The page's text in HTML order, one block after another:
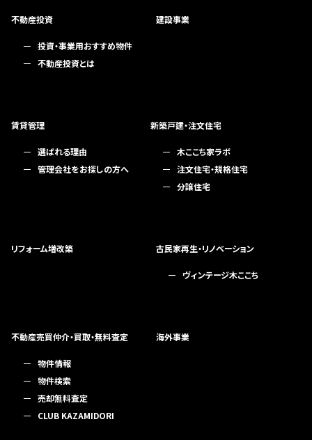
不動産投資
投資・事業用おすすめ物件
不動産投資とは
建設事業
賃貸管理
選ばれる理由
管理会社をお探しの方へ
新築戸建・注文住宅
木ここち家ラボ
注文住宅・規格住宅
分譲住宅
リフォーム増改築 古民家再生・リノベーション
ヴィンテージ木ここち
不動産売買仲介・買取・無料査定
物件情報
物件検索
売却無料査定
CLUB KAZAMIDORI
海外事業